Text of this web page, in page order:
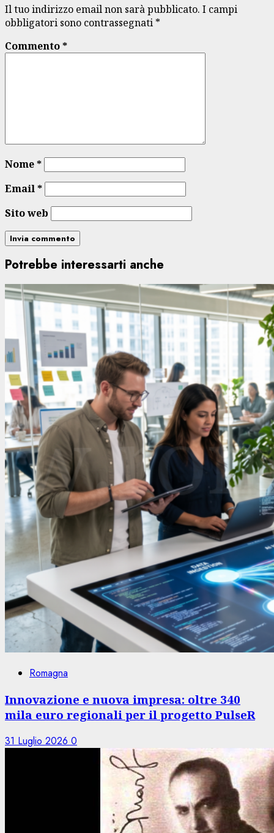
Il tuo indirizzo email non sarà pubblicato. I campi
obbligatori sono contrassegnati *
Commento*
Nome*
Email*
Sito web
Potrebbe interessarti anche
Romagna
Innovazione e nuova impresa: oltre 340
mila euro regionali per il progetto PulseR
31 Luglio 2026 0